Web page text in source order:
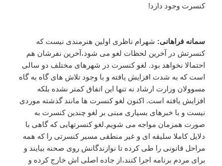
کنسرت وجود دارد!
سمانه فراهانی: شهرام ناظری اولین هنرمندی نیست که
کنسرتش در آخرین لحظات لغو می شود،آخرین نفرشان هم
احتمالا نخواهد بود. لغو کنسرت در شهرهای مختلف دو سالی
است که به شدت افزایش یافته و با وجود تلاش های گاه به گاه
مسوولان وزارت ارشاد نه تنها این اتفاق کمتر نشده بلکه
افزایش یافته است. اکنون لغو کنسرت ها مانند گذشته موردی
نیست و با خبرهای بسیاری مبنی بر لغو چندین کنسرت به
صورت همزمان مواجه می شویم.لغو کنسرتهایی که گاهی با
دلایل کاملا سلیقه ای و غیر منطقی مسیر کنسرتی را که همه
مراحل قانونی را طی کرده تا نوازندگانش روی صحنه بیایند و
برای مردم برنامه اجرا کنند،از جاده اصلی اش خارج کرده و